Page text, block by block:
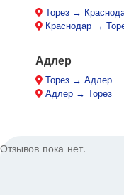
Торез →
Краснодар →
Адлер
Торез → Адлер
Адлер → Торез
Отзывов пока нет.